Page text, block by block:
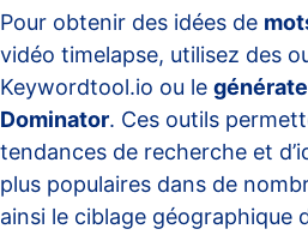
Pour obtenir des idées de
vidéo timelapse, utilisez des
Keywordtool.io ou le
Dominator. Ces outils
tendances de recherche et
plus populaires dans de
ainsi le ciblage géographique